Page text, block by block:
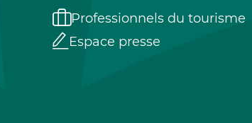
Professionnels du tourisme
Espace presse